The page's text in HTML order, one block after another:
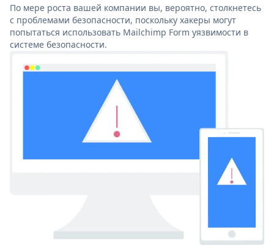
По мере роста вашей компании вы, вероятно, столкнетесь
с проблемами безопасности, поскольку хакеры могут
попытаться использовать Mailchimp Form уязвимости в
системе безопасности.